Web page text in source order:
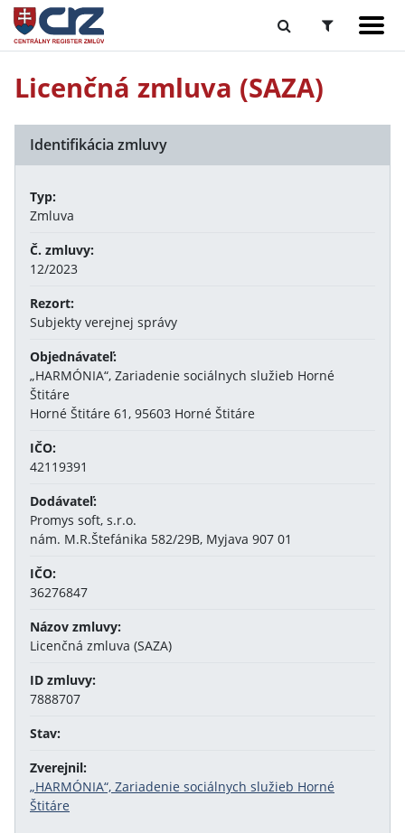
Licenčná zmluva (SAZA)
Identifikácia zmluvy
Typ:
Zmluva
Č. zmluvy:
12/2023
Rezort:
Subjekty verejnej správy
Objednávateľ:
„HARMÓNIA“, Zariadenie sociálnych služieb Horné
Štitáre
Horné Štitáre 61, 95603 Horné Štitáre
IČO:
42119391
Dodávateľ:
Promys soft, s.r.o.
nám. M.R.Štefánika 582/29B, Myjava 907 01
IČO:
36276847
Názov zmluvy:
Licenčná zmluva (SAZA)
ID zmluvy:
7888707
Stav:
Zverejnil:
„HARMÓNIA“, Zariadenie sociálnych služieb Horné
Štitáre